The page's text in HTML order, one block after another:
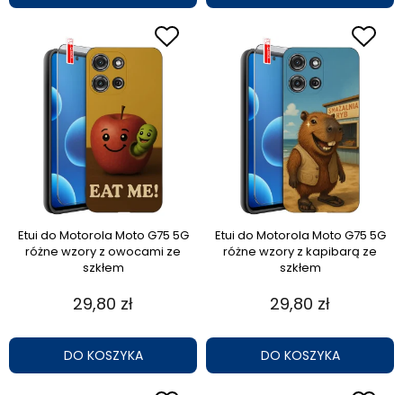
Etui do Motorola Moto G75 5G
różne wzory z owocami ze
szkłem
29,80 zł
DO KOSZYKA
Etui do Motorola Moto G75 5G
różne wzory z kapibarą ze
szkłem
29,80 zł
DO KOSZYKA